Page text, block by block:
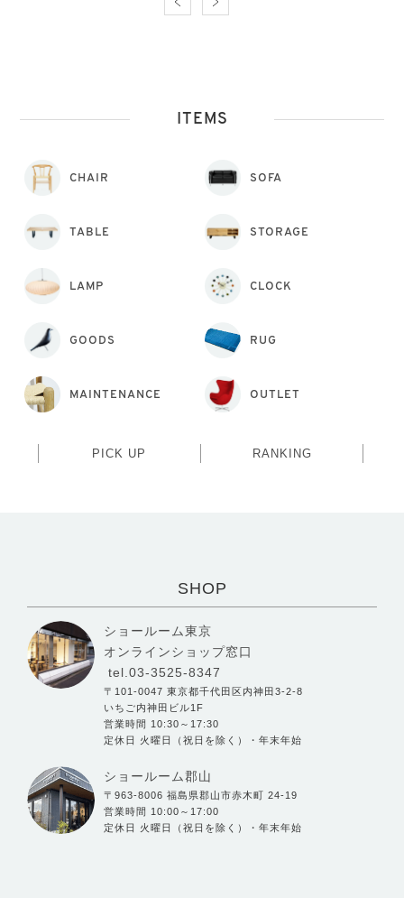
ITEMS
CHAIR SOFA
TABLE STORAGE
LAMP CLOCK
GOODS RUG
MAINTENANCE OUTLET
PICK UP RANKING
SHOP
ショールーム東京
オンラインショップ窓口
tel.03-3525-8347
〒101-0047 東京都千代田区内神田3-2-8
いちご内神田ビル1F
営業時間 10:30～17:30
定休日 火曜日（祝日を除く）・年末年始
ショールーム郡山
〒963-8006 福島県郡山市赤木町 24-19
営業時間 10:00～17:00
定休日 火曜日（祝日を除く）・年末年始